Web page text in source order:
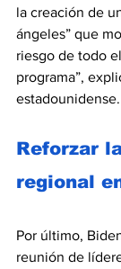
la creación de
ángeles” que
riesgo de todo
programa”,
estadounidense.
Reforzar
regional
Por último,
reunión de